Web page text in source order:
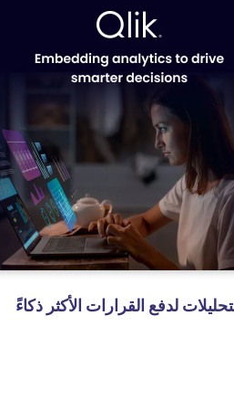
لدفع القرارات الأكثر ذكاءً